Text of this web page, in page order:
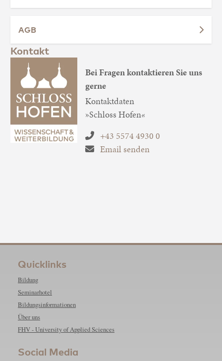
AGB
Kontakt
Bei Fragen kontaktieren Sie uns
gerne
Kontaktdaten
»Schloss Hofen«
+43 5574 4930 0
Email senden
Quicklinks
Bildung
Seminarhotel
Bildungsinformationen
Über uns
FHV - University of Applied Sciences
Social Media